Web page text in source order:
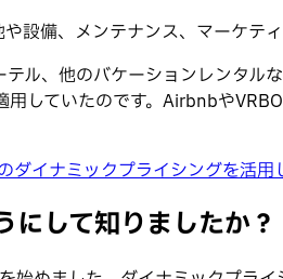
設備、メンテナンス、マーケテ
ル、他のバケーションレンタル
していたのです。Airbnbや
ダイナミックプライシングを活用
して知りましたか？